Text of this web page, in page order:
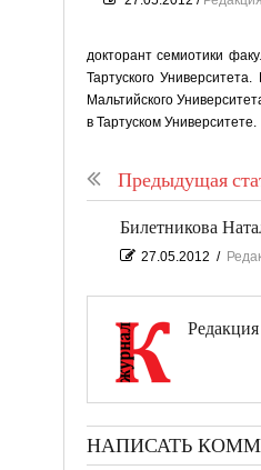
докторант семиотики
Тартуского
Мальтийского
в Тартуском Университете.
Предыдущая
Билетникова
27.05.2012 /
Редакция
НАПИСАТЬ